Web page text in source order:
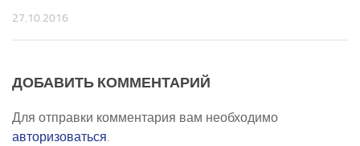
27.10.2016
ДОБАВИТЬ КОММЕНТАРИЙ
Для отправки комментария вам необходимо
авторизоваться.